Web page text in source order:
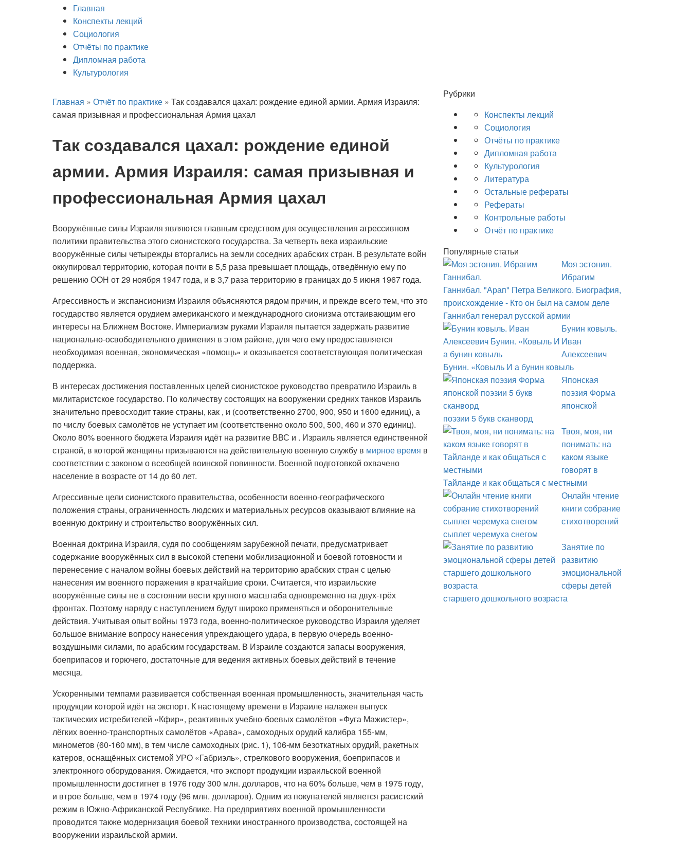
Главная
Конспекты лекций
Социология
Отчёты по практике
Дипломная работа
Культурология
Главная » Отчёт по практике » Так создавался цахал: рождение единой армии. Армия Израиля:
самая призывная и профессиональная Армия цахал
Так создавался цахал: рождение единой
армии. Армия Израиля: самая призывная и
профессиональная Армия цахал
Вооружённые силы Израиля являются главным средством для осуществления агрессивном
политики правительства этого сионистского государства. За четверть века израильские
вооружённые силы четырежды вторгались на земли соседних арабских стран. В результате войн
оккупировал территорию, которая почти в 5,5 раза превышает площадь, отведённую ему по
решению ООН от 29 ноября 1947 года, и в 3,7 раза территорию в границах до 5 июня 1967 года.
Агрессивность и экспансионизм Израиля объясняются рядом причин, и прежде всего тем, что это
государство является орудием американского и международного сионизма отстаивающим его
интересы на Ближнем Востоке. Империализм руками Израиля пытается задержать развитие
национально-освободительного движения в этом районе, для чего ему предоставляется
необходимая военная, экономическая «помощь» и оказывается соответствующая политическая
поддержка.
В интересах достижения поставленных целей сионистское руководство превратило Израиль в
милитаристское государство. По количеству состоящих на вооружении средних танков Израиль
значительно превосходит такие страны, как , и (соответственно 2700, 900, 950 и 1600 единиц), а
по числу боевых самолётов не уступает им (соответственно около 500, 500, 460 и 370 единиц).
Около 80% военного бюджета Израиля идёт на развитие ВВС и . Израиль является единственной
страной, в которой женщины призываются на действительную военную службу в мирное время в
соответствии с законом о всеобщей воинской повинности. Военной подготовкой охвачено
население в возрасте от 14 до 60 лет.
Агрессивные цели сионистского правительства, особенности военно-географического
положения страны, ограниченность людских и материальных ресурсов оказывают влияние на
военную доктрину и строительство вооружённых сил.
Военная доктрина Израиля, судя по сообщениям зарубежной печати, предусматривает
содержание вооружённых сил в высокой степени мобилизационной и боевой готовности и
перенесение с началом войны боевых действий на территорию арабских стран с целью
нанесения им военного поражения в кратчайшие сроки. Считается, что израильские
вооружённые силы не в состоянии вести крупного масштаба одновременно на двух-трёх
фронтах. Поэтому наряду с наступлением будут широко применяться и оборонительные
действия. Учитывая опыт войны 1973 года, военно-политическое руководство Израиля уделяет
большое внимание вопросу нанесения упреждающего удара, в первую очередь военно-
воздушными силами, по арабским государствам. В Израиле создаются запасы вооружения,
боеприпасов и горючего, достаточные для ведения активных боевых действий в течение
месяца.
Ускоренными темпами развивается собственная военная промышленность, значительная часть
продукции которой идёт на экспорт. К настоящему времени в Израиле налажен выпуск
тактических истребителей «Кфир», реактивных учебно-боевых самолётов «Фуга Мажистер»,
лёгких военно-транспортных самолётов «Арава», самоходных орудий калибра 155-мм,
минометов (60-160 мм), в тем числе самоходных (рис. 1), 106-мм безоткатных орудий, ракетных
катеров, оснащённых системой УРО «Габриэль», стрелкового вооружения, боеприпасов и
электронного оборудования. Ожидается, что экспорт продукции израильской военной
промышленности достигнет в 1976 году 300 млн. долларов, что на 60% больше, чем в 1975 году,
и втрое больше, чем в 1974 году (96 млн. долларов). Одним из покупателей является расистский
режим в Южно-Африканской Республике. На предприятиях военной промышленности
проводится также модернизация боевой техники иностранного производства, состоящей на
вооружении израильской армии.
Рубрики
Конспекты лекций
Социология
Отчёты по практике
Дипломная работа
Культурология
Литература
Остальные рефераты
Рефераты
Контрольные работы
Отчёт по практике
Популярные статьи
Моя эстония.
Ибрагим
Ганнибал. "Арап" Петра Великого. Биография,
происхождение - Кто он был на самом деле
Ганнибал генерал русской армии
Бунин ковыль.
Иван
Алексеевич
Бунин. «Ковыль И а бунин ковыль
Японская
поэзия Форма
японской
поэзии 5 букв сканворд
Твоя, моя, ни
понимать: на
каком языке
говорят в
Тайланде и как общаться с местными
Онлайн чтение
книги собрание
стихотворений
сыплет черемуха снегом
Занятие по
развитию
эмоциональной
сферы детей
старшего дошкольного возраста